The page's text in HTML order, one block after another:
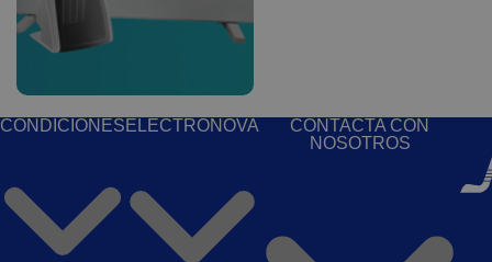
CONDICIONESELECTRONOVA
CONTACTA CON
NOSOTROS